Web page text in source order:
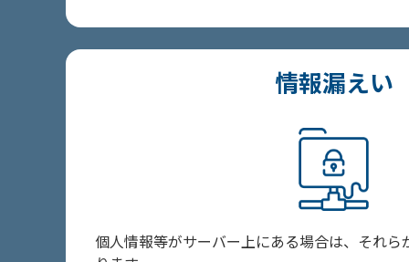
情報漏えい
個人情報等がサーバー上にある場合は、それ